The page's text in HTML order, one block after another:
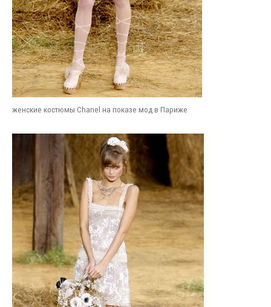
женские костюмы Chanel на показе мод в Париже